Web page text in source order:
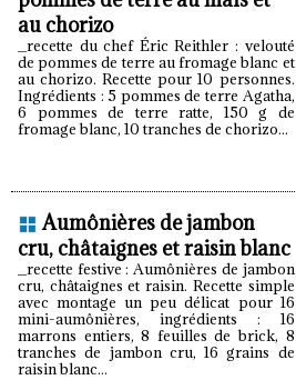
au chorizo
_recette du chef Éric Reithler : velouté
de pommes de terre au fromage blanc et
au chorizo. Recette pour 10 personnes.
Ingrédients : 5 pommes de terre Agatha,
6 pommes de terre ratte, 150 g de
fromage blanc, 10 tranches de chorizo...
Aumônières de jambon
cru, châtaignes et raisin blanc
_recette festive : Aumônières de jambon
cru, châtaignes et raisin. Recette simple
avec montage un peu délicat pour 16
mini-aumônières, ingrédients : 16
marrons entiers, 8 feuilles de brick, 8
tranches de jambon cru, 16 grains de
raisin blanc...